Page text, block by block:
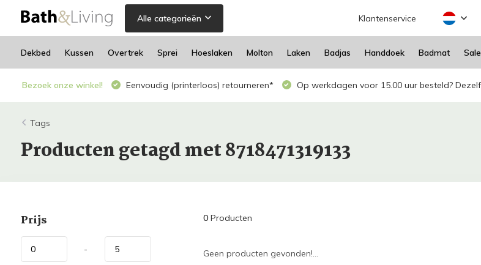
Alle categorieën Klantenservice
Dekbed Kussen Overtrek Sprei Hoeslaken Molton Laken Badjas Handdoek Badmat
Bezoek onze winkel! Eenvoudig (printerloos) retourneren* Op werkdagen voor 15.00 uur besteld?
Tags
Producten getagd met 8718471319133
Prijs
-
0Producten
Geen producten gevonden!...